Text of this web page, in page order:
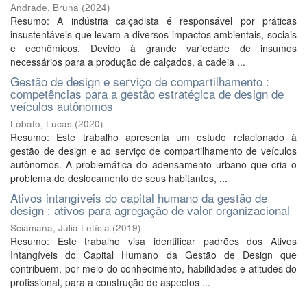
Andrade, Bruna (2024)
Resumo: A indústria calçadista é responsável por práticas
insustentáveis que levam a diversos impactos ambientais, sociais
e econômicos. Devido à grande variedade de insumos
necessários para a produção de calçados, a cadeia ...
Gestão de design e serviço de compartilhamento :
competências para a gestão estratégica de design de
veículos autônomos
Lobato, Lucas (2020)
Resumo: Este trabalho apresenta um estudo relacionado à
gestão de design e ao serviço de compartilhamento de veículos
autônomos. A problemática do adensamento urbano que cria o
problema do deslocamento de seus habitantes, ...
Ativos intangíveis do capital humano da gestão de
design : ativos para agregação de valor organizacional
Sciamana, Julia Letícia (2019)
Resumo: Este trabalho visa identificar padrões dos Ativos
Intangíveis do Capital Humano da Gestão de Design que
contribuem, por meio do conhecimento, habilidades e atitudes do
profissional, para a construção de aspectos ...